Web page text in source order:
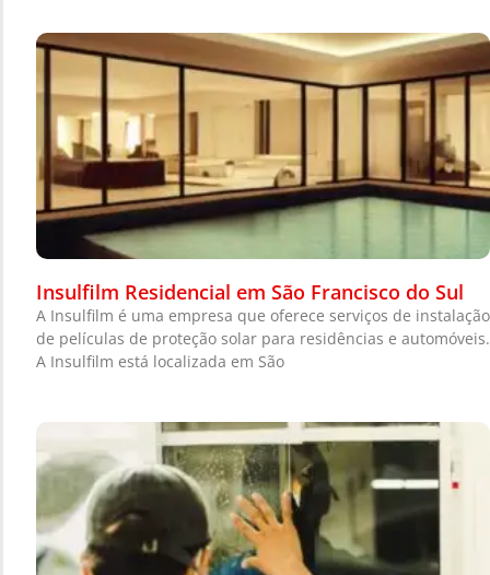
Insulfilm Residencial em São Francisco do Sul
A Insulfilm é uma empresa que oferece serviços de instalação
de películas de proteção solar para residências e automóveis.
A Insulfilm está localizada em São